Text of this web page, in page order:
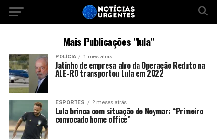
Mais Publicações "lula"
POLÍCIA 1 mês atrás
Jatinho de empresa alvo da Operação Reduto na
ALE-RO transportou Lula em 2022
ESPORTES 2 meses atrás
Lula brinca com situação de Neymar: “Primeiro
convocado home office”